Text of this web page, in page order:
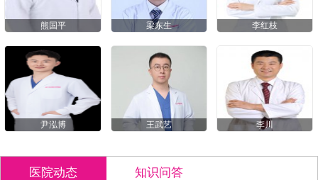
熊国平 梁东生 李红枝
尹泓博 王武艺 李川
医院动态 知识问答